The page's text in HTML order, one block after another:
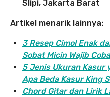
Slipi, Jakarta Barat
Artikel menarik lainnya:
3 Resep Cimol Enak
Sobat Micin Wajib
5 Jenis Ukuran Kasur
Apa Beda Kasur King
Chord Gitar dan Lirik